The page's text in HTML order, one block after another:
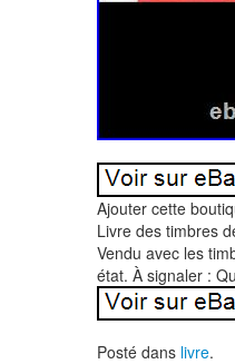
Ajouter cette
Livre des timbres
Vendu avec les
état. À signaler :
Posté dans livre.